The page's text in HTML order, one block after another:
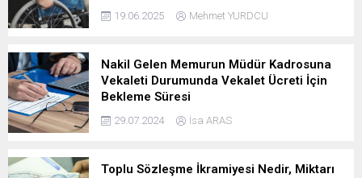
19.06.2025 Mehmet YURDCU
Nakil Gelen Memurun Müdür Kadrosuna
Vekaleti Durumunda Vekalet Ücreti İçin
Bekleme Süresi
29.07.2024 İsa ARAS
Toplu Sözleşme İkramiyesi Nedir, Miktarı